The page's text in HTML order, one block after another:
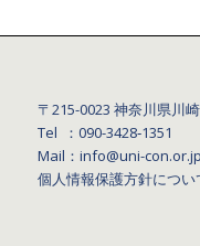
〒215-0023 神奈川県川
Tel ：090-3428‐1351
Mail：info@uni-con.or.jp
個人情報保護方針につい